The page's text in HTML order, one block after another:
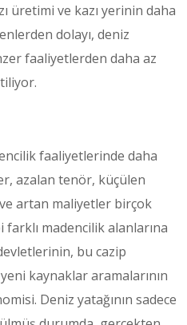
üretimi ve kazı yerinin daha
dolayı, deniz
faaliyetlerden daha az
faaliyetlerinde daha
azalan tenör, küçülen
artan maliyetler birçok
farklı madencilik alanlarına
bu cazip
kaynaklar aramalarının
Deniz yatağının sadece